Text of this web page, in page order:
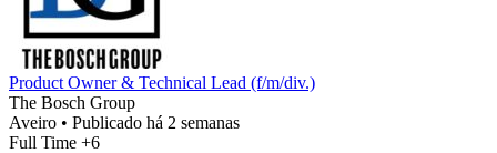
Product Owner & Technical Lead (f/m/div.)
The Bosch Group
Aveiro • Publicado há 2 semanas
Full Time +6